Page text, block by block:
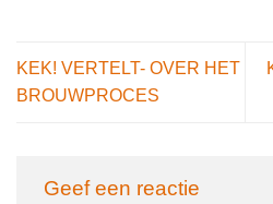
KEK! VERTELT- OVER HET
BROUWPROCES
Geef een reactie